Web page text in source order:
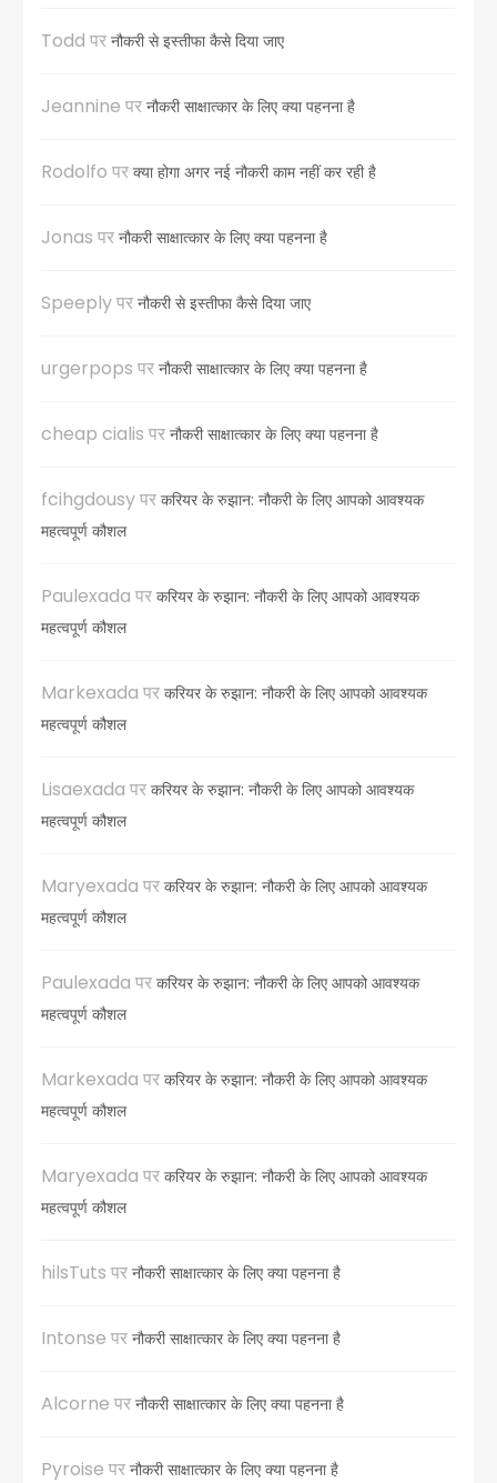
Todd पर नौकरी से इस्तीफा कैसे दिया जाए
Jeannine पर नौकरी साक्षात्कार के लिए क्या पहनना है
Rodolfo पर क्या होगा अगर नई नौकरी काम नहीं कर रही है
Jonas पर नौकरी साक्षात्कार के लिए क्या पहनना है
Speeplyपर नौकरी से इस्तीफा कैसे दिया जाए
urgerpops पर नौकरी साक्षात्कार के लिए क्या पहनना है
cheap cialis पर नौकरी साक्षात्कार के लिए क्या पहनना है
fcihgdousyपर करियर के रुझान: नौकरी के लिए आपको आवश्यक
महत्वपूर्ण कौशल
Paulexada पर करियर के रुझान: नौकरी के लिए आपको आवश्यक
महत्वपूर्ण कौशल
Markexada पर करियर के रुझान: नौकरी के लिए आपको आवश्यक
महत्वपूर्ण कौशल
Lisaexada पर करियर के रुझान: नौकरी के लिए आपको आवश्यक
महत्वपूर्ण कौशल
Maryexada पर करियर के रुझान: नौकरी के लिए आपको आवश्यक
महत्वपूर्ण कौशल
Paulexada पर करियर के रुझान: नौकरी के लिए आपको आवश्यक
महत्वपूर्ण कौशल
Markexada पर करियर के रुझान: नौकरी के लिए आपको आवश्यक
महत्वपूर्ण कौशल
Maryexada पर करियर के रुझान: नौकरी के लिए आपको आवश्यक
महत्वपूर्ण कौशल
hilsTuts पर नौकरी साक्षात्कार के लिए क्या पहनना है
Intonse पर नौकरी साक्षात्कार के लिए क्या पहनना है
Alcorne पर नौकरी साक्षात्कार के लिए क्या पहनना है
Pyroise पर नौकरी साक्षात्कार के लिए क्या पहनना है